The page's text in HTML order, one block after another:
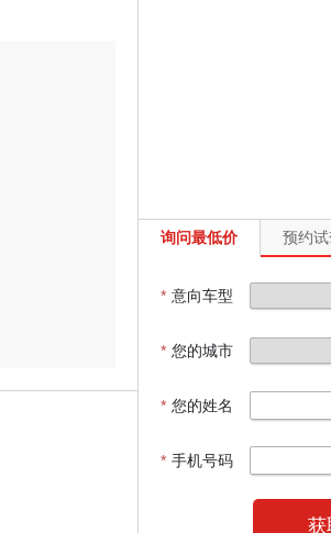
询问最低价 预约
* 意向车型
* 您的城市
* 您的姓名
* 手机号码
获